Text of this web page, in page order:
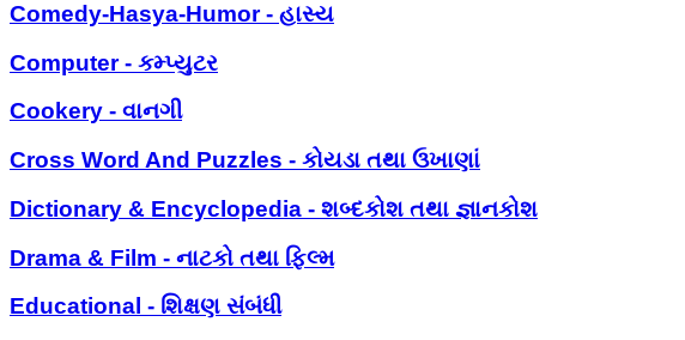
Comedy-Hasya-Humor - હાસ્ય
Computer - કમ્પ્યુટર
Cookery - વાનગી
Cross Word And Puzzles - કોયડા તથા ઉખાણાં
Dictionary & Encyclopedia - શબ્દકોશ તથા જ્ઞાનકોશ
Drama & Film - નાટકો તથા ફિલ્મ
Educational - શિક્ષણ સંબંધી